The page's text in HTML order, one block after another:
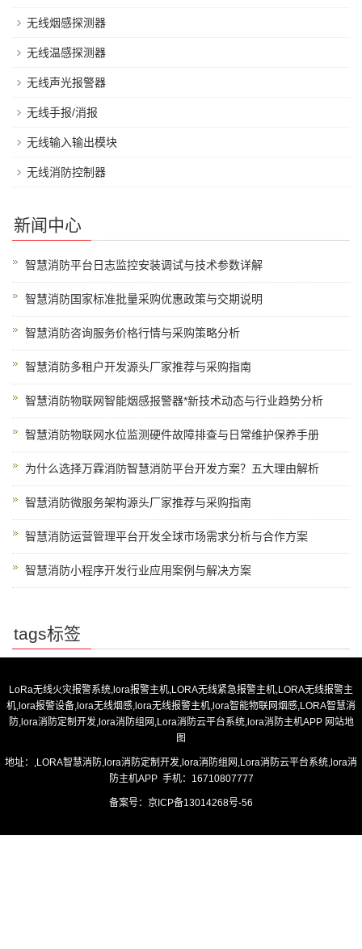
无线烟感探测器
无线温感探测器
无线声光报警器
无线手报/消报
无线输入输出模块
无线消防控制器
新闻中心
智慧消防平台日志监控安装调试与技术参数详解
智慧消防国家标准批量采购优惠政策与交期说明
智慧消防咨询服务价格行情与采购策略分析
智慧消防多租户开发源头厂家推荐与采购指南
智慧消防物联网智能烟感报警器*新技术动态与行业趋势分析
智慧消防物联网水位监测硬件故障排查与日常维护保养手册
为什么选择万霖消防智慧消防平台开发方案？五大理由解析
智慧消防微服务架构源头厂家推荐与采购指南
智慧消防运营管理平台开发全球市场需求分析与合作方案
智慧消防小程序开发行业应用案例与解决方案
tags标签
LoRa无线火灾报警系统,lora报警主机,LORA无线紧急报警主机,LORA无线报警主
机,lora报警设备,lora无线烟感,lora无线报警主机,lora智能物联网烟感,LORA智慧消
防,lora消防定制开发,lora消防组网,Lora消防云平台系统,lora消防主机APP 网站地
图
地址：,LORA智慧消防,lora消防定制开发,lora消防组网,Lora消防云平台系统,lora消
防主机APP 手机：16710807777
备案号： 京ICP备13014268号-56